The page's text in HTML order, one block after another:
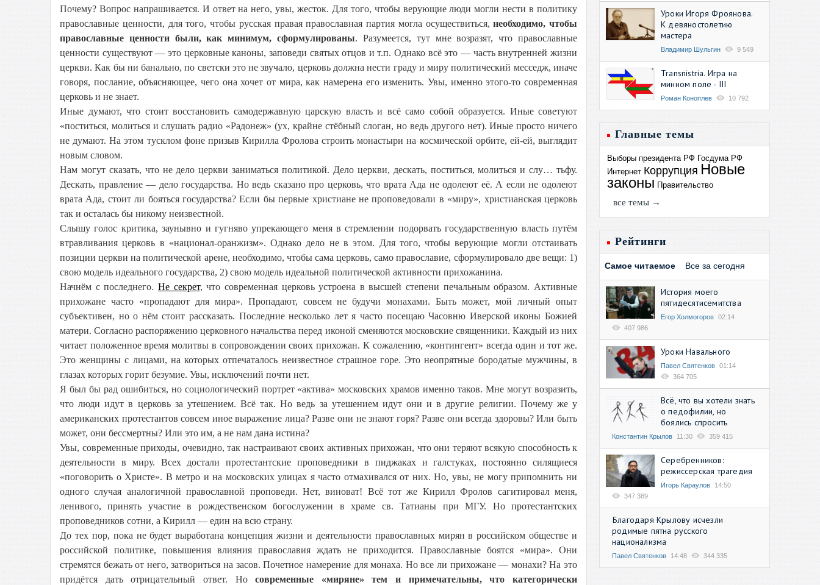
Почему? Вопрос напрашивается. И ответ на него, увы, жесток. Для того, чтобы верующие люди могли нести в политику
православные ценности, для того, чтобы русская правая православная партия могла осуществиться,необходимо, чтобы
православные ценности были, как минимум, сформулированы. Разумеется, тут мне возразят, что православные
ценности существуют — это церковные каноны, заповеди святых отцов и т.п. Однако всё это — часть внутренней жизни
церкви. Как бы ни банально, по светски это не звучало, церковь должна нести граду и миру политический месседж, иначе
говоря, послание, объясняющее, чего она хочет от мира, как намерена его изменить. Увы, именно этого-то современная
церковь и не знает.
Иные думают, что стоит восстановить самодержавную царскую власть и всё само собой образуется. Иные советуют
«поститься, молиться и слушать радио «Радонеж» (ух, крайне стёбный слоган, но ведь другого нет). Иные просто ничего
не думают. На этом тусклом фоне призыв Кирилла Фролова строить монастыри на космической орбите, ей-ей, выглядит
новым словом.
Нам могут сказать, что не дело церкви заниматься политикой. Дело церкви, дескать, поститься, молиться и слу… тьфу.
Дескать, правление — дело государства. Но ведь сказано про церковь, что врата Ада не одолеют её. А если не одолеют
врата Ада, стоит ли бояться государства? Если бы первые христиане не проповедовали в «миру», христианская церковь
так и осталась бы никому неизвестной.
Слышу голос критика, заунывно и гугняво упрекающего меня в стремлении подорвать государственную власть путём
втравливания церковь в «национал-оранжизм». Однако дело не в этом. Для того, чтобы верующие могли отстаивать
позиции церкви на политической арене, необходимо, чтобы сама церковь, само православие, сформулировало две вещи: 1)
свою модель идеального государства, 2) свою модель идеальной политической активности прихожанина.
Начнём с последнего. Не секрет, что современная церковь устроена в высшей степени печальным образом. Активные
прихожане часто «пропадают для мира». Пропадают, совсем не будучи монахами. Быть может, мой личный опыт
субъективен, но о нём стоит рассказать. Последние несколько лет я часто посещаю Часовню Иверской иконы Божией
матери. Согласно распоряжению церковного начальства перед иконой сменяются московские священники. Каждый из них
читает положенное время молитвы в сопровождении своих прихожан. К сожалению, «контингент» всегда один и тот же.
Это женщины с лицами, на которых отпечаталось неизвестное страшное горе. Это неопрятные бородатые мужчины, в
глазах которых горит безумие. Увы, исключений почти нет.
Я был бы рад ошибиться, но социологический портрет «актива» московских храмов именно таков. Мне могут возразить,
что люди идут в церковь за утешением. Всё так. Но ведь за утешением идут они и в другие религии. Почему же у
американских протестантов совсем иное выражение лица? Разве они не знают горя? Разве они всегда здоровы? Или быть
может, они бессмертны? Или это им, а не нам дана истина?
Увы, современные приходы, очевидно, так настраивают своих активных прихожан, что они теряют всякую способность к
деятельности в миру. Всех достали протестантские проповедники в пиджаках и галстуках, постоянно силящиеся
«поговорить о Христе». В метро и на московских улицах я часто отмахивался от них. Но, увы, не могу припомнить ни
одного случая аналогичной православной проповеди. Нет, виноват! Всё тот же Кирилл Фролов сагитировал меня,
ленивого, принять участие в рождественском богослужении в храме св. Татианы при МГУ. Но протестантских
проповедников сотни, а Кирилл — един на всю страну.
До тех пор, пока не будет выработана концепция жизни и деятельности православных мирян в российском обществе и
российской политике, повышения влияния православия ждать не приходится. Православные боятся «мира». Они
стремятся бежать от него, затвориться на засов. Почетное намерение для монаха. Но все ли прихожане — монахи? На это
придётся дать отрицательный ответ. Носовременные «миряне» тем и примечательны, что категорически
Уроки Игоря Фроянова.
К девяностолетию
мастера
Владимир Шульгин 9 549
Transnistria. Игра на
минном поле - III
Роман Коноплев 10 792
Главные темы
Выборы президента РФ Госдума РФ
Интернет Коррупция Новые
законы Правительство
все темы →
Рейтинги
Самое читаемое Все за сегодня
История моего
пятидесятисемитства
Егор Холмогоров 02:14
407 986
Уроки Навального
Павел Святенков 01:14
364 705
Всё, что вы хотели знать
о педофилии, но
боялись спросить
Константин Крылов 11:30 359 415
Серебренников:
режиссерская трагедия
Игорь Караулов
14:50
347 389
Благодаря Крылову исчезли
родимые пятна русского
национализма
Павел Святенков 14:48 344 335